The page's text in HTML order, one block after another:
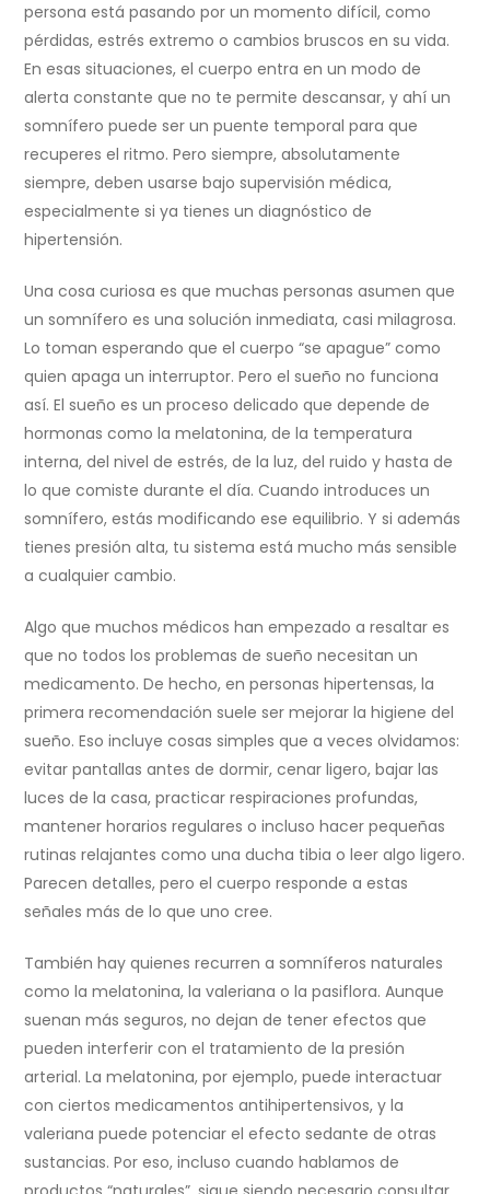
persona está pasando por un momento difícil, como
pérdidas, estrés extremo o cambios bruscos en su vida.
En esas situaciones, el cuerpo entra en un modo de
alerta constante que no te permite descansar, y ahí un
somnífero puede ser un puente temporal para que
recuperes el ritmo. Pero siempre, absolutamente
siempre, deben usarse bajo supervisión médica,
especialmente si ya tienes un diagnóstico de
hipertensión.
Una cosa curiosa es que muchas personas asumen que
un somnífero es una solución inmediata, casi milagrosa.
Lo toman esperando que el cuerpo “se apague” como
quien apaga un interruptor. Pero el sueño no funciona
así. El sueño es un proceso delicado que depende de
hormonas como la melatonina, de la temperatura
interna, del nivel de estrés, de la luz, del ruido y hasta de
lo que comiste durante el día. Cuando introduces un
somnífero, estás modificando ese equilibrio. Y si además
tienes presión alta, tu sistema está mucho más sensible
a cualquier cambio.
Algo que muchos médicos han empezado a resaltar es
que no todos los problemas de sueño necesitan un
medicamento. De hecho, en personas hipertensas, la
primera recomendación suele ser mejorar la higiene del
sueño. Eso incluye cosas simples que a veces olvidamos:
evitar pantallas antes de dormir, cenar ligero, bajar las
luces de la casa, practicar respiraciones profundas,
mantener horarios regulares o incluso hacer pequeñas
rutinas relajantes como una ducha tibia o leer algo ligero.
Parecen detalles, pero el cuerpo responde a estas
señales más de lo que uno cree.
También hay quienes recurren a somníferos naturales
como la melatonina, la valeriana o la pasiflora. Aunque
suenan más seguros, no dejan de tener efectos que
pueden interferir con el tratamiento de la presión
arterial. La melatonina, por ejemplo, puede interactuar
con ciertos medicamentos antihipertensivos, y la
valeriana puede potenciar el efecto sedante de otras
sustancias. Por eso, incluso cuando hablamos de